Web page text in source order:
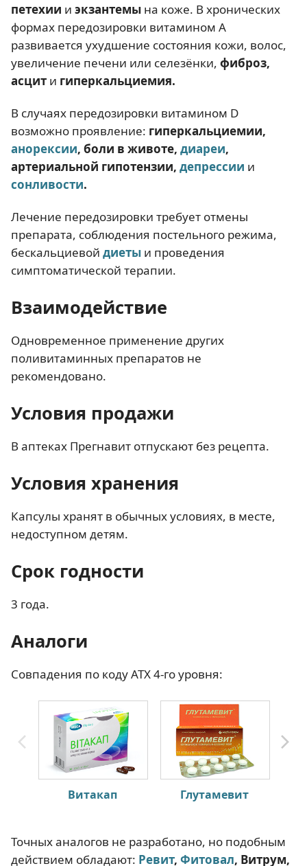
петехии и экзантемы на коже. В хронических
формах передозировки витамином А
развивается ухудшение состояния кожи, волос,
увеличение печени или селезёнки, фиброз,
асцит и гиперкальциемия.
В случаях передозировки витамином D
возможно проявление: гиперкальциемии,
анорексии, боли в животе, диареи,
артериальной гипотензии, депрессии и
сонливости.
Лечение передозировки требует отмены
препарата, соблюдения постельного режима,
бескальциевой диеты и проведения
симптоматической терапии.
Взаимодействие
Одновременное применение других
поливитаминных препаратов не
рекомендовано.
Условия продажи
В аптеках Прегнавит отпускают без рецепта.
Условия хранения
Капсулы хранят в обычных условиях, в месте,
недоступном детям.
Срок годности
3 года.
Аналоги
Совпадения по коду АТХ 4-го уровня:
Витакап Глутамевит
Точных аналогов не разработано, но подобным
действием обладают: Ревит, Фитовал, Витрум,